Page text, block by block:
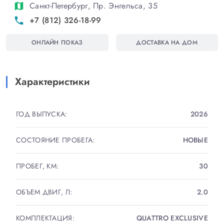
ВНЕШНИЙ И ВНУТРЕННИЙ S Line!
МАТРИЧНЫЕ ФАРЫ, МУЗЫКА БЭНГ И ОЛУФСЕН,
ВЕНТИЛЯЦИЯ, ПАНОРАМА С ЗАТЕМНЕНИЕМ,
ЭЛЕКТРОПРИВОД ПЕРЕДНИХ СИДЕНИЙ С
ПОТОЛОК-АЛЬКАНТАРА, АССИСТЕНТ ДВИЖЕНИЯ
АДАПТИВНЫЙ, КЛИМАТ-КОНТРОЛЬ,
АВТОПАРКОВКА, ЭЛЕКТРОРЕГУЛИРОВКА СПИНОК
ЗАДНИХ СИДЕНИЙ,ПОДОГРЕВ ПЕРЕДНИХ И
ЗАДНИХ СИДЕНИЙ, ЦИФРОВАЯ ПРИБОРНАЯ
map Санкт-Петербург, Пр. Энгельса, 35
phone +7 (812) 326-18-99
ОНЛАЙН ПОКАЗ ДОСТАВКА НА ДОМ
Характеристики
ГОД ВЫПУСКА: 2026
СОСТОЯНИЕ ПРОБЕГА: НОВЫЕ
ПРОБЕГ, КМ: 30
ОБЪЕМ ДВИГ, Л: 2.0
КОМПЛЕКТАЦИЯ: QUATTRO EXCLUSIVE